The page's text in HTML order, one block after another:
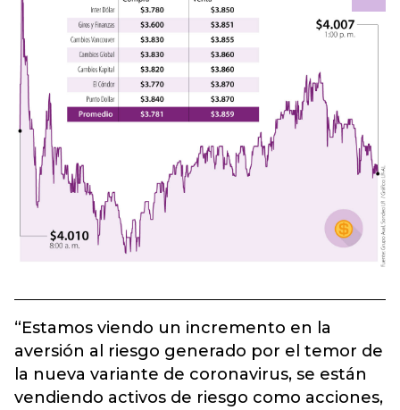
“Estamos viendo un incremento en la
aversión al riesgo generado por el temor de
la nueva variante de coronavirus, se están
vendiendo activos de riesgo como acciones,